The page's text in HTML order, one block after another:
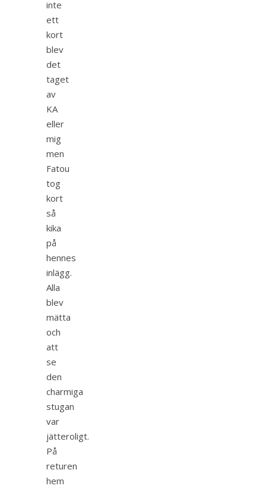
inte
ett
kort
blev
det
taget
av
KA
eller
mig
men
Fatou
tog
kort
så
kika
på
hennes
inlägg.
Alla
blev
mätta
och
att
se
den
charmiga
stugan
var
jätteroligt.
På
returen
hem